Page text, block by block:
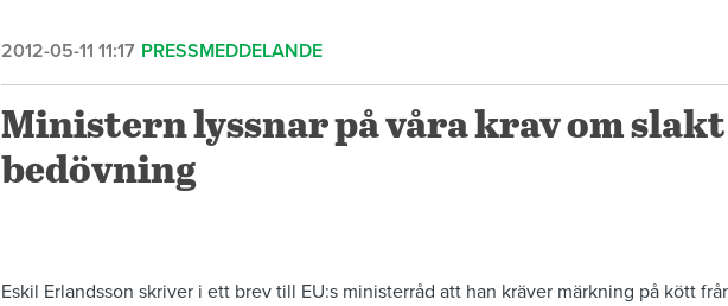
2012-05-11 11:17 PRESSMEDDELANDE
Ministern lyssnar på våra krav om
bedövning
Eskil Erlandsson skriver i ett brev till EU:s ministerråd att han kräver märkning på kött